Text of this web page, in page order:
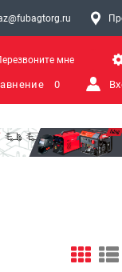
мне
0